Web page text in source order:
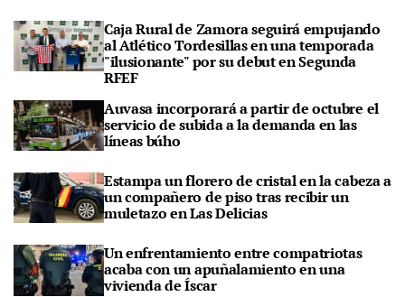
Caja Rural de Zamora seguirá empujando
al Atlético Tordesillas en una temporada
"ilusionante" por su debut en Segunda
RFEF
Auvasa incorporará a partir de octubre el
servicio de subida a la demanda en las
líneas búho
Estampa un florero de cristal en la cabeza a
un compañero de piso tras recibir un
muletazo en Las Delicias
Un enfrentamiento entre compatriotas
acaba con un apuñalamiento en una
vivienda de Íscar